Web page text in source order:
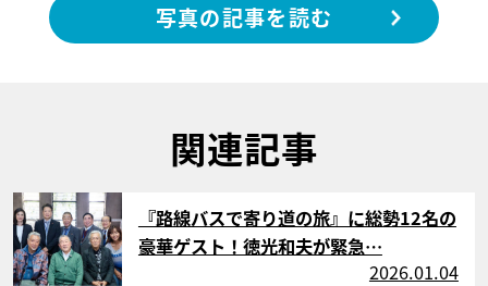
写真の記事を読む
関連記事
サムネイル
『路線バスで寄り道の旅』に総勢12名の
豪華ゲスト！徳光和夫が緊急…
2026.01.04